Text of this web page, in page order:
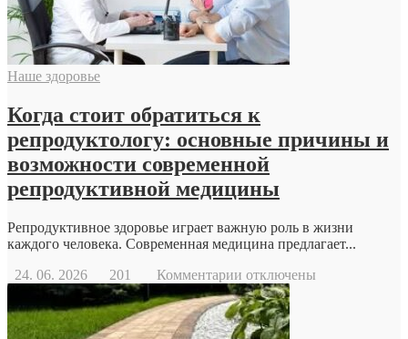
Наше здоровье
Когда стоит обратиться к
репродуктологу: основные причины и
возможности современной
репродуктивной медицины
Репродуктивное здоровье играет важную роль в жизни
каждого человека. Современная медицина предлагает...
24. 06. 2026
201 Комментарии к
записи
Когда
стоит
отключены